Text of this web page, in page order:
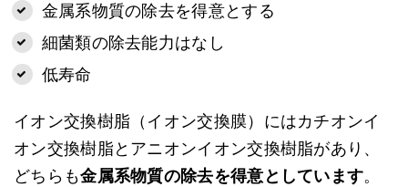
金属系物質の除去を得意とする
細菌類の除去能力はなし
低寿命
イオン交換樹脂（イオン交換膜）にはカチオンイ
オン交換樹脂とアニオンイオン交換樹脂があり、
どちらも金属系物質の除去を得意としています。